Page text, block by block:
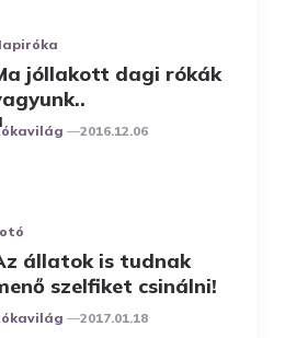
jóllakott dagi rókák
2016.12.06
állatok is tudnak
szelfiket csinálni!
2017.01.18